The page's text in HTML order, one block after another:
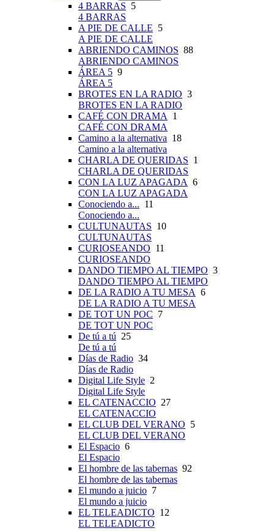
4 BARRAS 5
4 BARRAS
A PIE DE CALLE 5
A PIE DE CALLE
ABRIENDO CAMINOS 88
ABRIENDO CAMINOS
ÁREA 5 9
ÁREA 5
BROTES EN LA RADIO 3
BROTES EN LA RADIO
CAFÉ CON DRAMA 1
CAFÉ CON DRAMA
Camino a la alternativa 18
Camino a la alternativa
CHARLA DE QUERIDAS 1
CHARLA DE QUERIDAS
CON LA LUZ APAGADA 6
CON LA LUZ APAGADA
Conociendo a... 11
Conociendo a...
CULTUNAUTAS 10
CULTUNAUTAS
CURIOSEANDO 11
CURIOSEANDO
DANDO TIEMPO AL TIEMPO 3
DANDO TIEMPO AL TIEMPO
DE LA RADIO A TU MESA 6
DE LA RADIO A TU MESA
DE TOT UN POC 7
DE TOT UN POC
De tú a tú 25
De tú a tú
Días de Radio 34
Días de Radio
Digital Life Style 2
Digital Life Style
EL CATENACCIO 27
EL CATENACCIO
EL CLUB DEL VERANO 5
EL CLUB DEL VERANO
El Espacio 6
El Espacio
El hombre de las tabernas 92
El hombre de las tabernas
El mundo a juicio 7
El mundo a juicio
EL TELEADICTO 12
EL TELEADICTO